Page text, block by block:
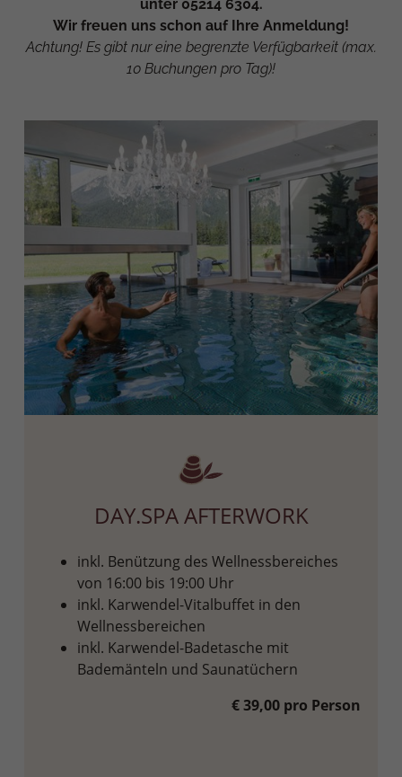
unter 05214 6304.
Wir freuen uns schon auf Ihre Anmeldung!
Achtung! Es gibt nur eine begrenzte Verfügbarkeit (max.
10 Buchungen pro Tag)!
DAY.SPA AFTERWORK
inkl. Benützung des Wellnessbereiches
von 16:00 bis 19:00 Uhr
inkl. Karwendel-Vitalbuffet in den
Wellnessbereichen
inkl. Karwendel-Badetasche mit
Bademänteln und Saunatüchern
€ 39,00 pro Person